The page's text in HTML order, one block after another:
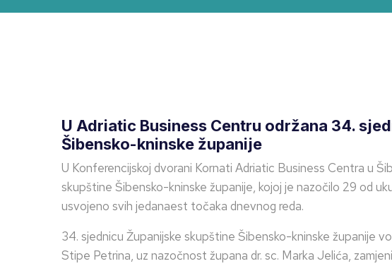
U Adriatic Business Centru održana 34.
Šibensko-kninske županije
U Konferencijskoj dvorani Kornati Adriatic Business Centra u
skupštine Šibensko-kninske županije, kojoj je nazočilo 29 od
usvojeno svih jedanaest točaka dnevnog reda.
34. sjednicu Županijske skupštine Šibensko-kninske županije
Stipe Petrina, uz nazočnost župana dr. sc. Marka Jelića,